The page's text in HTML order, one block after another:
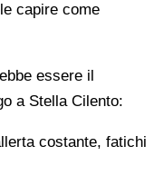
capire come
essere il
a Stella Cilento:
costante, fatichi